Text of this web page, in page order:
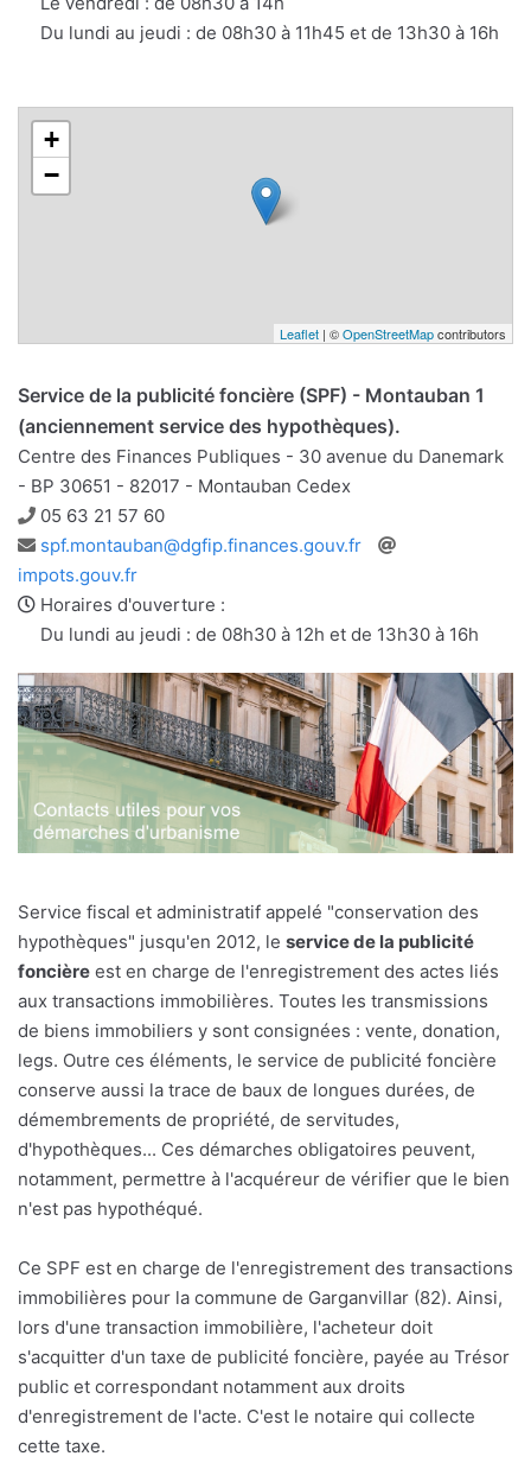
Du lundi au jeudi : de 08h30 à 11h45 et de 13h30 à 16h
+
−
Leaflet | ©OpenStreetMapcontributors
Service de la publicité foncière (SPF) - Montauban 1
(anciennement service des hypothèques).
Centre des Finances Publiques - 30 avenue du Danemark
- BP 30651 - 82017 - Montauban Cedex
Téléphone
05 63 21 57 60
Adresse
e-
mail
spf.montauban@dgfip.finances.gouv.fr
impots.gouv.fr
Horaires d'ouverture :
Du lundi au jeudi : de 08h30 à 12h et de 13h30 à 16h
Service fiscal et administratif appelé "conservation des
hypothèques" jusqu'en 2012, le service de la publicité
foncière est en charge de l'enregistrement des actes liés
aux transactions immobilières. Toutes les transmissions
de biens immobiliers y sont consignées : vente, donation,
legs. Outre ces éléments, le service de publicité foncière
conserve aussi la trace de baux de longues durées, de
démembrements de propriété, de servitudes,
d'hypothèques... Ces démarches obligatoires peuvent,
notamment, permettre à l'acquéreur de vérifier que le bien
n'est pas hypothéqué.
Ce SPF est en charge de l'enregistrement des transactions
immobilières pour la commune de Garganvillar (82). Ainsi,
lors d'une transaction immobilière, l'acheteur doit
s'acquitter d'un taxe de publicité foncière, payée au Trésor
public et correspondant notamment aux droits
d'enregistrement de l'acte. C'est le notaire qui collecte
cette taxe.